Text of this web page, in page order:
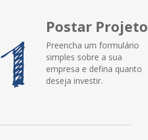
Postar Projeto
Preencha um formulário
simples sobre a sua
empresa e defina quanto
deseja investir.